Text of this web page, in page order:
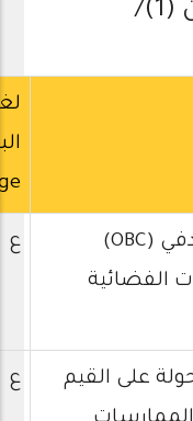
المجلد الثالث والثلاثون (1)/
ع
تقييم أسلوب التصنيف الهدفي (OBC)
الفضائية
ع
على القيم